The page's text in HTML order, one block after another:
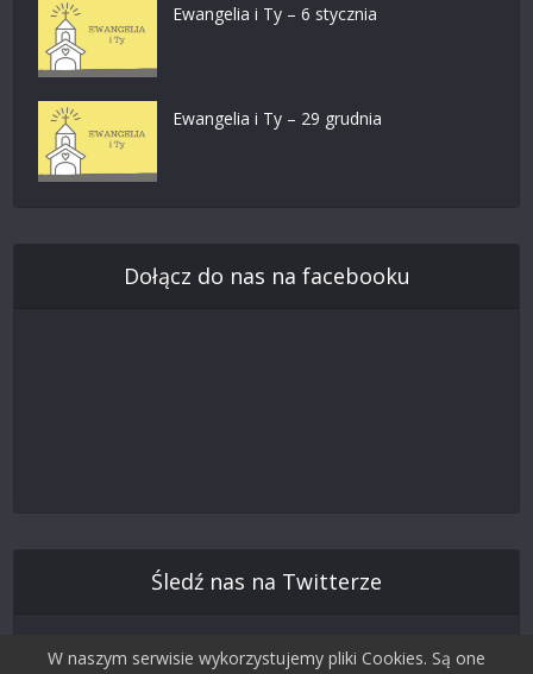
Ewangelia i Ty – 6 stycznia
Ewangelia i Ty – 29 grudnia
Dołącz do nas na facebooku
Śledź nas na Twitterze
W naszym serwisie wykorzystujemy pliki Cookies. Są one